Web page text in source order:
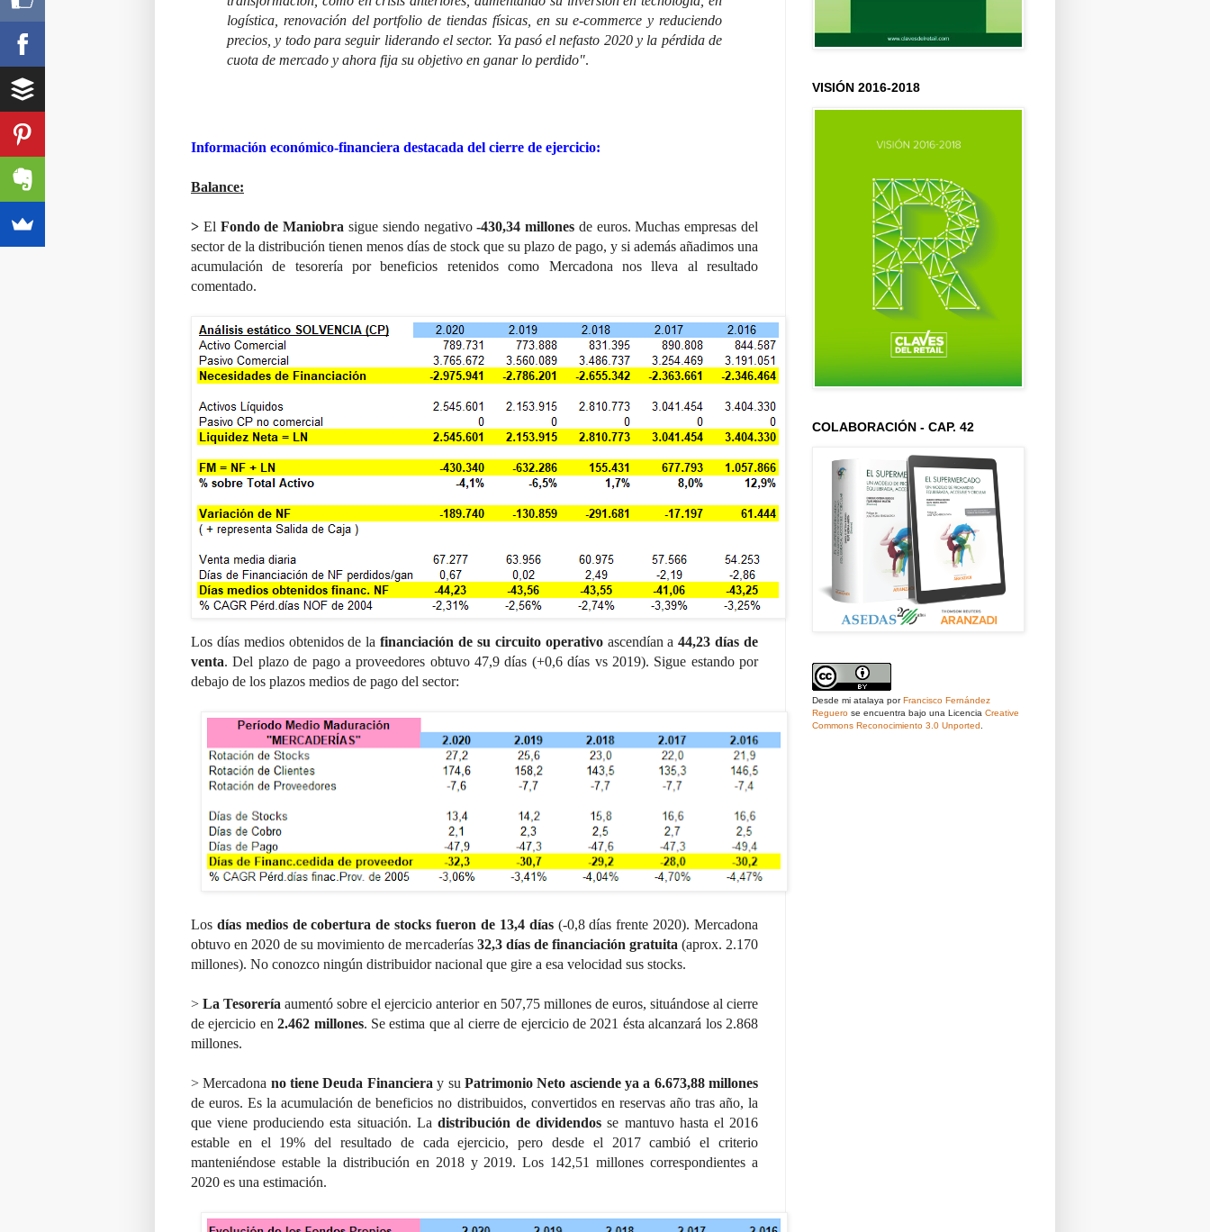
logística, renovación del portfolio de tiendas físicas, en su e-commerce y reduciendo
precios, y todo para seguir liderando el sector. Ya pasó el nefasto 2020 y la pérdida de
cuota de mercado y ahora fija su objetivo en ganar lo perdido".
Información económico-financiera destacada del cierre de ejercicio:
Balance:
> El Fondo de Maniobra sigue siendo negativo-430,34 millones de euros. Muchas empresas del
sector de la distribución tienen menos días de stock que su plazo de pago, y si además añadimos una
acumulación de tesorería por beneficios retenidos como Mercadona nos lleva al resultado
comentado.
Los días medios obtenidos de lafinanciación de su circuito operativoascendían a44,23 días de
venta. Del plazo de pago a proveedores obtuvo 47,9 días (+0,6 días vs 2019). Sigue estando por
debajo de los plazos medios de pago del sector:
Los días medios de cobertura de stocks fueron de 13,4 días(-0,8 días frente 2020). Mercadona
obtuvo en 2020 de su movimiento de mercaderías 32,3 días de financiación gratuita (aprox. 2.170
millones). No conozco ningún distribuidor nacional que gire a esa velocidad sus stocks.
>La Tesorería aumentó sobre el ejercicio anterior en 507,75 millones de euros, situándose al cierre
de ejercicio en2.462 millones. Se estima que al cierre de ejercicio de 2021 ésta alcanzará los 2.868
millones.
> Mercadona no tiene Deuda Financiera y su Patrimonio Neto asciende ya a 6.673,88 millones
de euros. Es la acumulación de beneficios no distribuidos, convertidos en reservas año tras año, la
que viene produciendo esta situación. La distribución de dividendos se mantuvo hasta el 2016
estable en el 19% del resultado de cada ejercicio, pero desde el 2017 cambió el criterio
manteniéndose estable la distribución en 2018 y 2019. Los 142,51 millones correspondientes a
2020 es una estimación.
VISIÓN 2016-2018
COLABORACIÓN - CAP. 42
Desde mi atalaya porFrancisco Fernández
Reguero se encuentra bajo una Licencia Creative
Commons Reconocimiento 3.0 Unported